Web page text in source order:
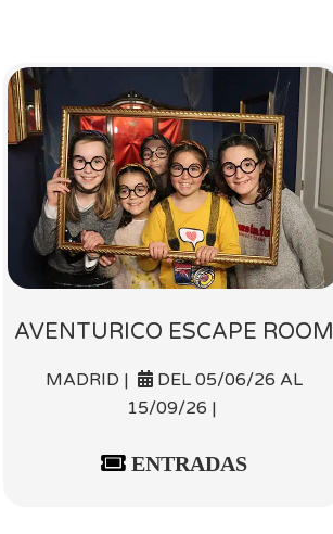
AVENTURICO ESCAPE ROOM
MADRID |
DEL 05/06/26 AL
15/09/26 |
ENTRADAS